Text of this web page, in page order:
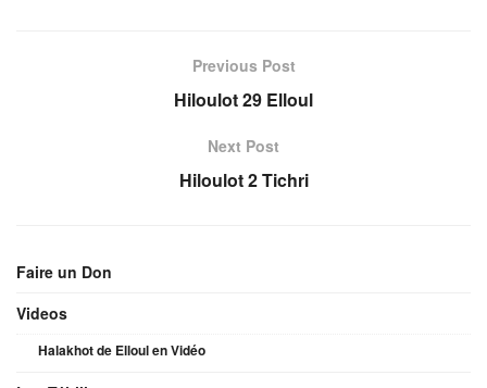
Previous Post
Hiloulot 29 Elloul
Next Post
Hiloulot 2 Tichri
Faire un Don
Videos
Halakhot de Elloul en Vidéo